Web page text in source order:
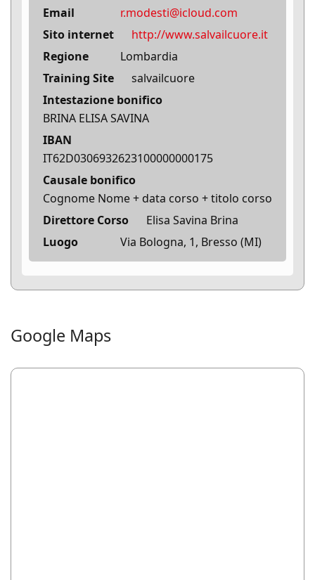
Email
r.modesti@icloud.com
Sito internet
http://www.salvailcuore.it
Regione
Lombardia
Training Site
salvailcuore
Intestazione bonifico
BRINA ELISA SAVINA
IBAN
IT62D0306932623100000000175
Causale bonifico
Cognome Nome + data corso + titolo corso
Direttore Corso
Elisa Savina Brina
Luogo
Via Bologna, 1, Bresso (MI)
Google Maps